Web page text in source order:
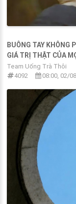
BUÔNG TAY KHÔNG
GIÁ TRỊ THẬT CỦA
Team Uống Trà Thôi
4092
08:00, 02/